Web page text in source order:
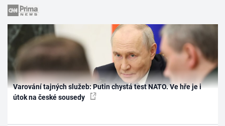
Varování tajných služeb: Putin chystá test NATO. Ve hře je i
útok na české sousedy